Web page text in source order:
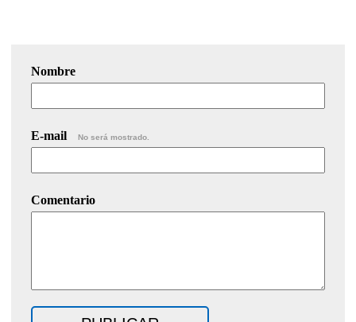
Nombre
E-mail No será mostrado.
Comentario